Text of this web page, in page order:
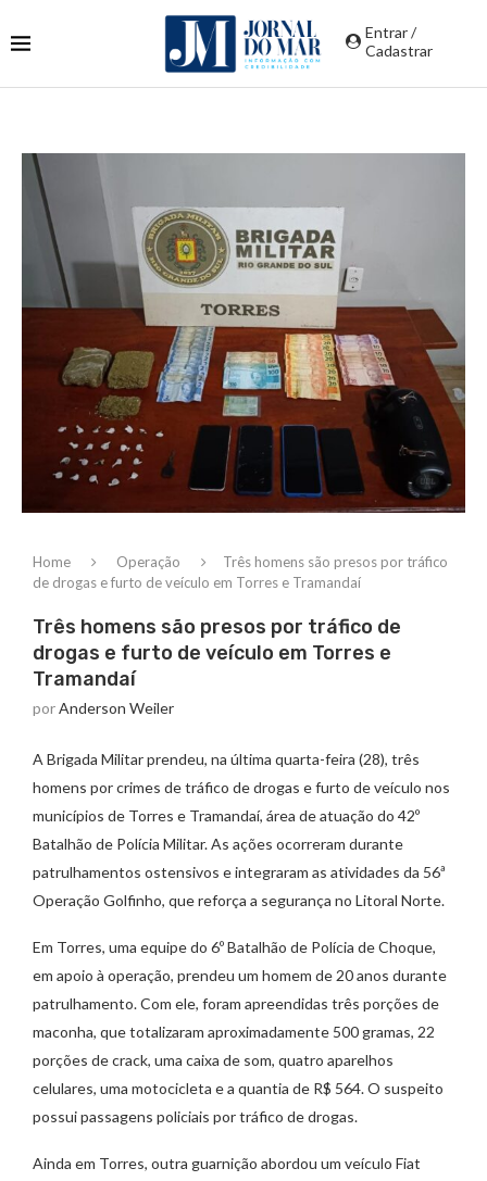
Entrar /
Cadastrar
Home Operação
Três homens são presos por tráfico
de drogas e furto de veículo em Torres e Tramandaí
Três homens são presos por tráfico de
drogas e furto de veículo em Torres e
Tramandaí
porAnderson Weiler
A Brigada Militar prendeu, na última quarta-feira (28), três
homens por crimes de tráfico de drogas e furto de veículo nos
municípios de Torres e Tramandaí, área de atuação do 42º
Batalhão de Polícia Militar. As ações ocorreram durante
patrulhamentos ostensivos e integraram as atividades da 56ª
Operação Golfinho, que reforça a segurança no Litoral Norte.
Em Torres, uma equipe do 6º Batalhão de Polícia de Choque,
em apoio à operação, prendeu um homem de 20 anos durante
patrulhamento. Com ele, foram apreendidas três porções de
maconha, que totalizaram aproximadamente 500 gramas, 22
porções de crack, uma caixa de som, quatro aparelhos
celulares, uma motocicleta e a quantia de R$ 564. O suspeito
possui passagens policiais por tráfico de drogas.
Ainda em Torres, outra guarnição abordou um veículo Fiat